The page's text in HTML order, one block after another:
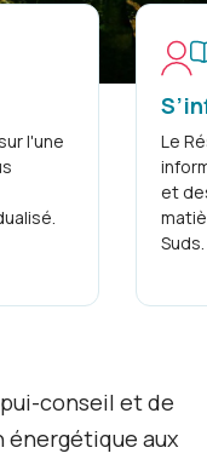
l'une
Le
et
Suds.
conseil et de
énergétique aux